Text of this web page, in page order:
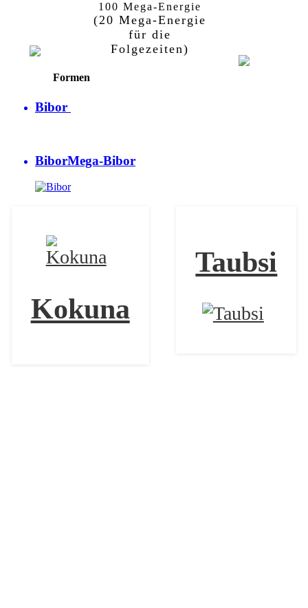
100 Mega-Energie
(20 Mega-Energie
für die
Folgezeiten)
Formen
Bibor
BiborMega-Bibor
Kokuna
Taubsi